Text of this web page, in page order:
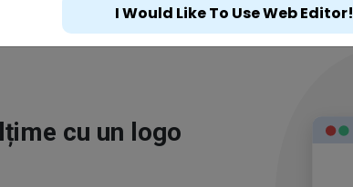
cu un logo
I Would Like To Use Web Editor!